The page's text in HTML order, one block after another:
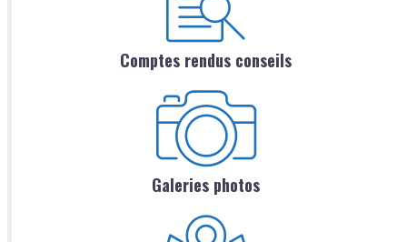
Comptes rendus conseils
Galeries photos